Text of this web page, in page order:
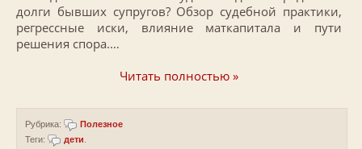
долги бывших супругов? Обзор судебной практики,
регрессные иски, влияние маткапитала и пути
решения спора.…
Читать полностью »
Рубрика:
Полезное
Теги:
дети.